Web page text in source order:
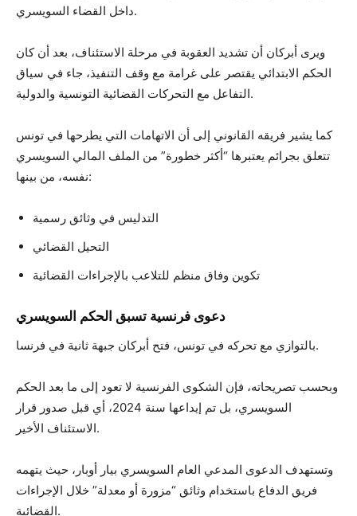
داخل القضاء السويسري.
ويرى أبركان أن تشديد العقوبة في مرحلة الاستئناف، بعد أن كان
الحكم الابتدائي يقتصر على غرامة مع وقف التنفيذ، جاء في سياق
التفاعل مع التحركات القضائية التونسية والدولية.
كما يشير فريقه القانوني إلى أن الاتهامات التي يطرحها في تونس
تتعلق بجرائم يعتبرها “أكثر خطورة” من الملف المالي السويسري
نفسه، من بينها:
التدليس في وثائق رسمية
التحيل القضائي
تكوين وفاق منظم للتلاعب بالإجراءات القضائية
دعوى فرنسية تسبق الحكم السويسري
بالتوازي مع تحركه في تونس، فتح أبركان جبهة ثانية في فرنسا.
وبحسب تصريحاته، فإن الشكوى الفرنسية لا تعود إلى ما بعد الحكم
السويسري، بل تم إيداعها سنة 2024، أي قبل صدور قرار
الاستئناف الأخير.
وتستهدف الدعوى المدعي العام السويسري بيار أوبار، حيث يتهمه
فريق الدفاع باستخدام وثائق “مزورة أو معدلة” خلال الإجراءات
القضائية.